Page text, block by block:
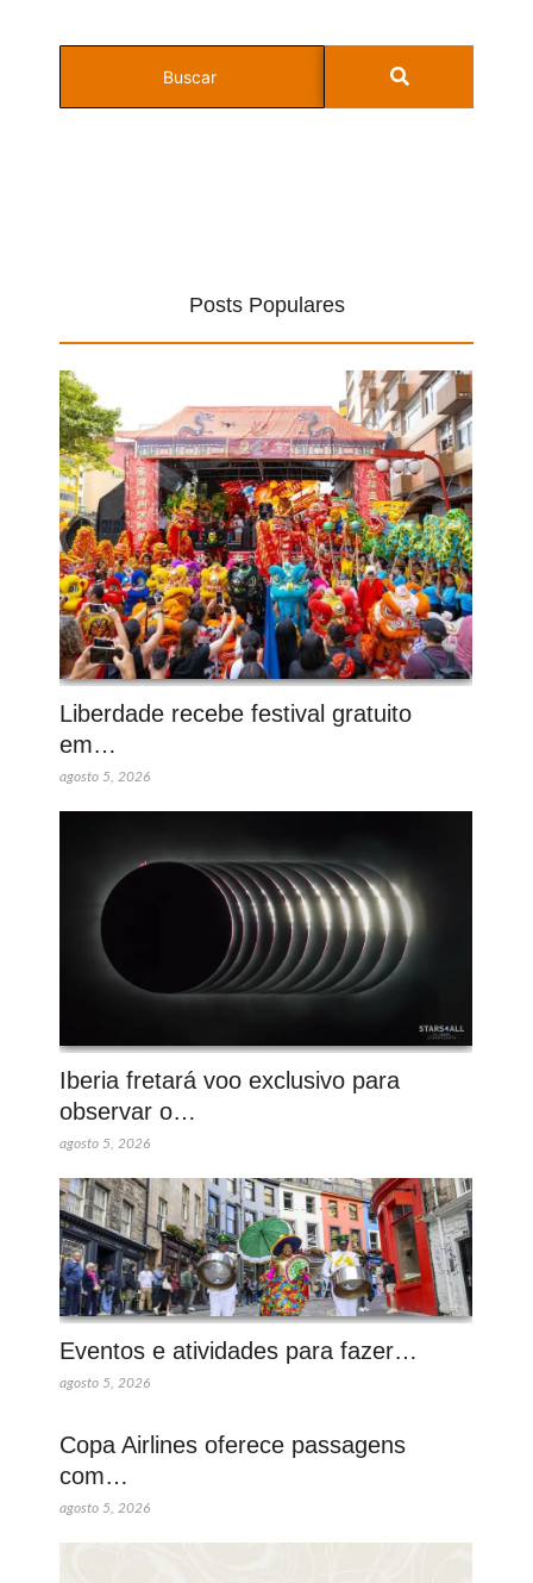
Posts Populares
Liberdade recebe festival gratuito
em…
agosto 5, 2026
Iberia fretará voo exclusivo para
observar o…
agosto 5, 2026
Eventos e atividades para fazer…
agosto 5, 2026
Copa Airlines oferece passagens
com…
agosto 5, 2026